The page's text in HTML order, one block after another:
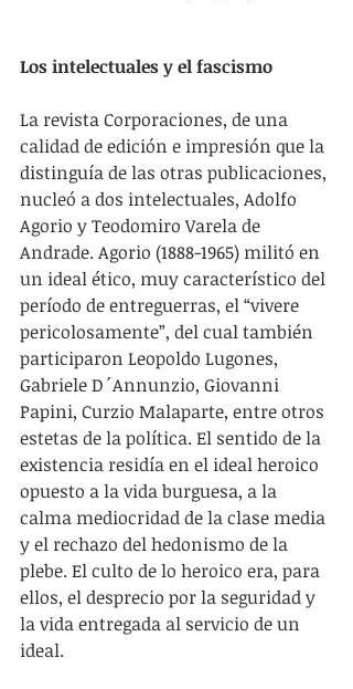
Los intelectuales y el fascismo
La revista Corporaciones, de una
calidad de edición e impresión que la
distinguía de las otras publicaciones,
nucleó a dos intelectuales, Adolfo
Agorio y Teodomiro Varela de
Andrade. Agorio (1888-1965) militó en
un ideal ético, muy característico del
período de entreguerras, el “vivere
pericolosamente”, del cual también
participaron Leopoldo Lugones,
Gabriele D´Annunzio, Giovanni
Papini, Curzio Malaparte, entre otros
estetas de la política. El sentido de la
existencia residía en el ideal heroico
opuesto a la vida burguesa, a la
calma mediocridad de la clase media
y el rechazo del hedonismo de la
plebe. El culto de lo heroico era, para
ellos, el desprecio por la seguridad y
la vida entregada al servicio de un
ideal.